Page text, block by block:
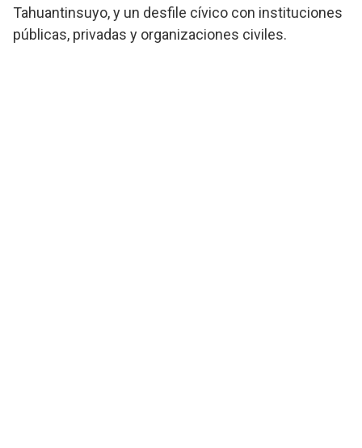
Tahuantinsuyo, y un desfile cívico con instituciones
públicas, privadas y organizaciones civiles.